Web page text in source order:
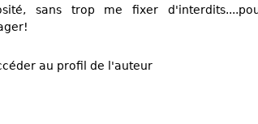
sans trop me fixer
au profil de l'auteur